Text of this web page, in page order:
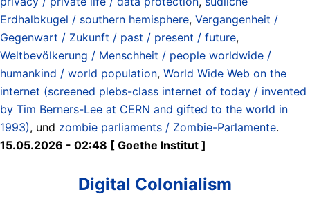
Erdhalbkugel / southern hemisphere, Vergangenheit /
Gegenwart / Zukunft / past / present / future,
Weltbevölkerung / Menschheit / people worldwide /
humankind / world population, World Wide Web on the
internet (screened plebs-class internet of today / invented
by Tim Berners-Lee at CERN and gifted to the world in
1993), und zombie parliaments / Zombie-Parlamente.
15.05.2026 - 02:48 [ Goethe Institut ]
Digital Colonialism